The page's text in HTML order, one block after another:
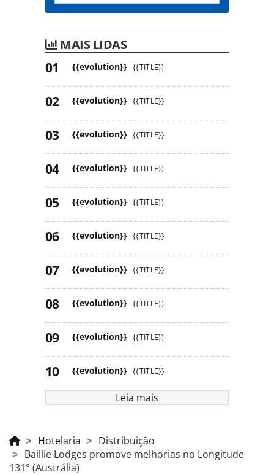
MAIS LIDAS
{{evolution}} {{TITLE}}
{{evolution}} {{TITLE}}
{{evolution}} {{TITLE}}
{{evolution}} {{TITLE}}
{{evolution}} {{TITLE}}
{{evolution}} {{TITLE}}
{{evolution}} {{TITLE}}
{{evolution}} {{TITLE}}
{{evolution}} {{TITLE}}
{{evolution}} {{TITLE}}
Leia mais
Hotelaria
Distribuição
Baillie Lodges promove melhorias no Longitude
131° (Austrália)